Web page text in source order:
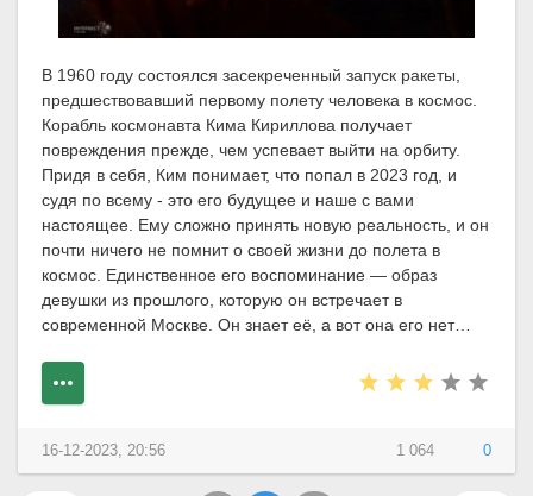
В 1960 году состоялся засекреченный запуск ракеты,
предшествовавший первому полету человека в космос.
Корабль космонавта Кима Кириллова получает
повреждения прежде, чем успевает выйти на орбиту.
Придя в себя, Ким понимает, что попал в 2023 год, и
судя по всему - это его будущее и наше с вами
настоящее. Ему сложно принять новую реальность, и он
почти ничего не помнит о своей жизни до полета в
космос. Единственное его воспоминание — образ
девушки из прошлого, которую он встречает в
современной Москве. Он знает её, а вот она его нет…
1 064 0
16-12-2023, 20:56